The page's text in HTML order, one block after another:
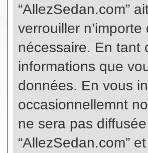
“AllezSedan.com”
verrouiller
nécessaire. En tant
informations que
données. En vous
occasionnellemnt
ne sera pas
“AllezSedan.com”